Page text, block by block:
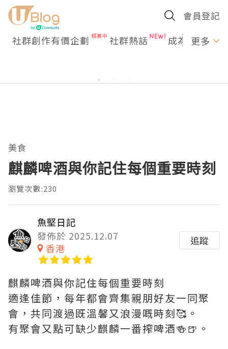
會員登記
社群創作有價企劃 社群熱話 成為U更多
美食
麒麟啤酒與你記住每個重要時刻
瀏覽次數:230
魚堅日記
發佈於 2025.12.07
香港
追蹤
麒麟啤酒與你記住每個重要時刻
適逢佳節，每年都會齊集親朋好友一同聚
會，共同渡過既溫馨又浪漫嘅時刻🥰。
有聚會又點可缺少麒麟一番搾啤酒🍻🍺。